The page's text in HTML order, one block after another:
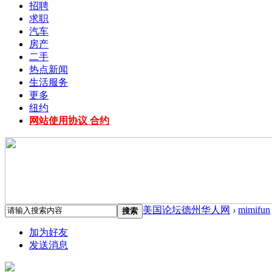
招聘
求职
汽车
房产
二手
热点新闻
生活服务
更多
纽约
网站使用协议 合约
搜索 美国论坛德州华人网 › mimifun
加为好友
发送消息